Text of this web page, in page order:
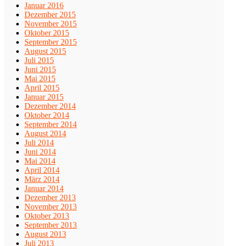
Januar 2016
Dezember 2015
November 2015
Oktober 2015
September 2015
August 2015
Juli 2015
Juni 2015
Mai 2015
April 2015
Januar 2015
Dezember 2014
Oktober 2014
September 2014
August 2014
Juli 2014
Juni 2014
Mai 2014
April 2014
März 2014
Januar 2014
Dezember 2013
November 2013
Oktober 2013
September 2013
August 2013
Juli 2013